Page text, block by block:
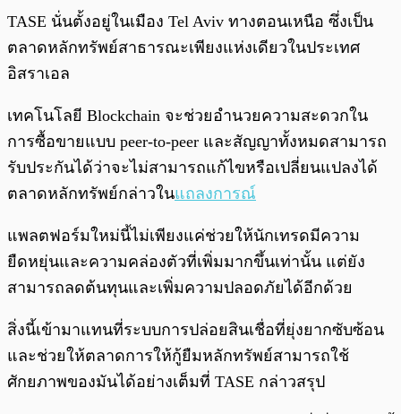
TASE นั่นตั้งอยู่ในเมือง Tel Aviv ทางตอนเหนือ ซึ่งเป็น
ตลาดหลักทรัพย์สาธารณะเพียงแห่งเดียวในประเทศ
อิสราเอล
เทคโนโลยี Blockchain จะช่วยอำนวยความสะดวกใน
การซื้อขายแบบ peer-to-peer และสัญญาทั้งหมดสามารถ
รับประกันได้ว่าจะไม่สามารถแก้ไขหรือเปลี่ยนแปลงได้
ตลาดหลักทรัพย์กล่าวในแถลงการณ์
แพลตฟอร์มใหม่นี้ไม่เพียงแค่ช่วยให้นักเทรดมีความ
ยืดหยุ่นและความคล่องตัวที่เพิ่มมากขึ้นเท่านั้น แต่ยัง
สามารถลดต้นทุนและเพิ่มความปลอดภัยได้อีกด้วย
สิ่งนี้เข้ามาแทนที่ระบบการปล่อยสินเชื่อที่ยุ่งยากซับซ้อน
และช่วยให้ตลาดการให้กู้ยืมหลักทรัพย์สามารถใช้
ศักยภาพของมันได้อย่างเต็มที่ TASE กล่าวสรุป